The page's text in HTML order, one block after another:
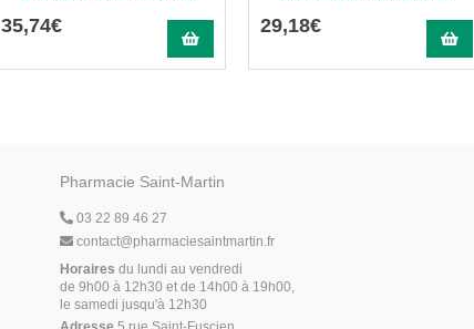
35,74€ 29,18€
Pharmacie Saint-Martin
03 22 89 46 27
contact@pharmaciesaintmartin.fr
Horaires du lundi au vendredi
de 9h00 à 12h30 et de 14h00 à 19h00,
le samedi jusqu'à 12h30